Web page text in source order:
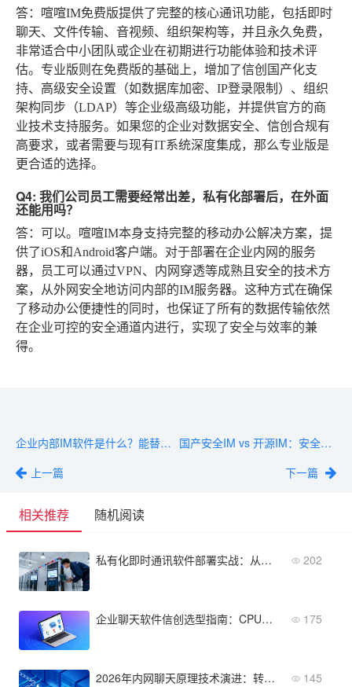
答：喧喧IM免费版提供了完整的核心通讯功能，包括即时
聊天、文件传输、音视频、组织架构等，并且永久免费，
非常适合中小团队或企业在初期进行功能体验和技术评
估。专业版则在免费版的基础上，增加了信创国产化支
持、高级安全设置（如数据库加密、IP登录限制）、组织
架构同步（LDAP）等企业级高级功能，并提供官方的商
业技术支持服务。如果您的企业对数据安全、信创合规有
高要求，或者需要与现有IT系统深度集成，那么专业版是
更合适的选择。
Q4: 我们公司员工需要经常出差，私有化部署后，在外面
还能用吗？
答：可以。喧喧IM本身支持完整的移动办公解决方案，提
供了iOS和Android客户端。对于部署在企业内网的服务
器，员工可以通过VPN、内网穿透等成熟且安全的技术方
案，从外网安全地访问内部的IM服务器。这种方式在确保
了移动办公便捷性的同时，也保证了所有的数据传输依然
在企业可控的安全通道内进行，实现了安全与效率的兼
得。
企业内部IM软件是什么？能替代OA和微信吗？
上一篇
国产安全IM vs 开源IM：安全性本质差异在哪？
下一篇
相关推荐 随机阅读
私有化即时通讯软件部署实战：从服务器采购到全员上线 202
企业聊天软件信创选型指南：CPU、OS、数据库全兼容 175
2026年内网聊天原理技术演进：转向低延迟与高可靠的关键突破 145